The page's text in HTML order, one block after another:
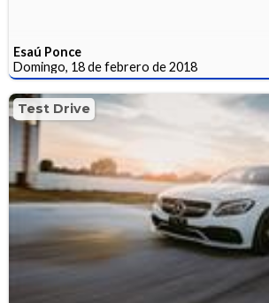
Esaú Ponce
Domingo, 18 de febrero de 2018
Test Drive